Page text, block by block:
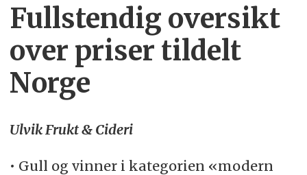
Fullstendig oversikt
over priser tildelt
Norge
Ulvik Frukt & Cideri
• Gull og vinner i kategorien «modern